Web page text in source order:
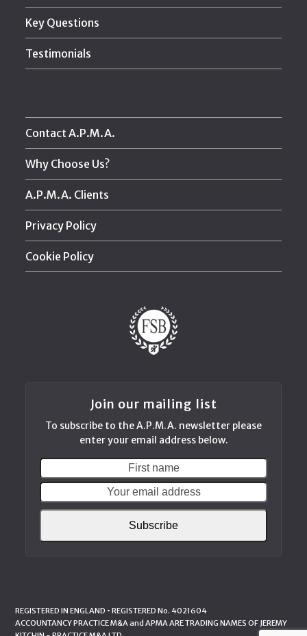
Key Questions
Testimonials
Contact A.P.M.A.
Why Choose Us?
A.P.M.A. Clients
Privacy Policy
Cookie Policy
Join our mailing list
To subscribe to the A.P.M.A. newsletter please
enter your email address below.
name
email
Subscribe
REGISTERED IN ENGLAND • REGISTERED No. 4021604
ACCOUNTANCY PRACTICE M&A and APMA ARE TRADING NAMES OF JEREMY